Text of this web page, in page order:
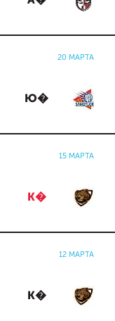
20 МАРТА
Ю�
15 МАРТА
К�
12 МАРТА
К�